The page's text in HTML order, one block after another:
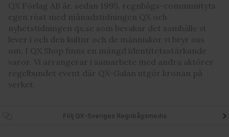
QX Förlag AB är, sedan 1995, regnbågs-communityts
egen röst med månadstidningen QX och
nyhetstidningen qx.se som bevakar det samhälle vi
lever i och den kultur och de människor vi bryr oss
om. I QX Shop finns en mängd identitetsstärkande
varor. Vi arrangerar i samarbete med andra aktörer
regelbundet event där QX-Galan utgör kronan på
verket.
Följ QX-Sveriges Regnbågsmedia